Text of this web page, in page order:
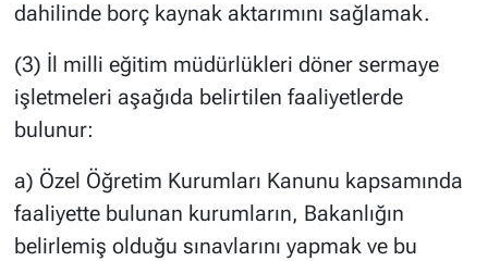
dahilinde borç kaynak aktarımını sağlamak.
(3) İl milli eğitim müdürlükleri döner sermaye
işletmeleri aşağıda belirtilen faaliyetlerde
bulunur:
a) Özel Öğretim Kurumları Kanunu kapsamında
faaliyette bulunan kurumların, Bakanlığın
belirlemiş olduğu sınavlarını yapmak ve bu